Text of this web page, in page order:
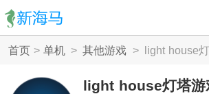
首页> 单机 > 其他游戏 > light house
light house灯塔游